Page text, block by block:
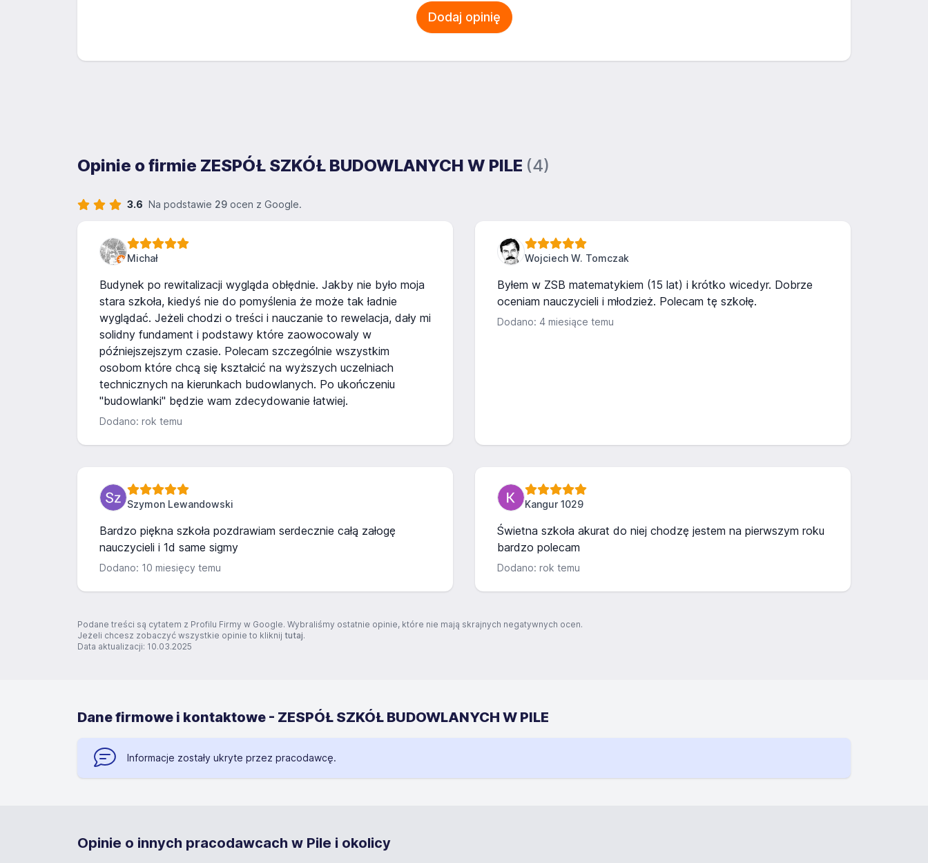
Dodaj opinię
Opinie o firmie ZESPÓŁ SZKÓŁ BUDOWLANYCH W PILE (4)
3.6 Na podstawie 29 ocen z Google.
Michał
Budynek po rewitalizacji wygląda obłędnie. Jakby nie było moja
stara szkoła, kiedyś nie do pomyślenia że może tak ładnie
wyglądać. Jeżeli chodzi o treści i nauczanie to rewelacja, dały mi
solidny fundament i podstawy które zaowocowaly w
późniejszejszym czasie. Polecam szczególnie wszystkim
osobom które chcą się kształcić na wyższych uczelniach
technicznych na kierunkach budowlanych. Po ukończeniu
"budowlanki" będzie wam zdecydowanie łatwiej.
Dodano: rok temu
Wojciech W. Tomczak
Byłem w ZSB matematykiem (15 lat) i krótko wicedyr. Dobrze
oceniam nauczycieli i młodzież. Polecam tę szkołę.
Dodano: 4 miesiące temu
Szymon Lewandowski
Bardzo piękna szkoła pozdrawiam serdecznie całą załogę
nauczycieli i 1d same sigmy
Dodano: 10 miesięcy temu
Kangur 1029
Świetna szkoła akurat do niej chodzę jestem na pierwszym roku
bardzo polecam
Dodano: rok temu
Podane treści są cytatem z Profilu Firmy w Google. Wybraliśmy ostatnie opinie, które nie mają skrajnych negatywnych ocen.
Jeżeli chcesz zobaczyć wszystkie opinie to kliknij tutaj.
Data aktualizacji: 10.03.2025
Dane firmowe i kontaktowe - ZESPÓŁ SZKÓŁ BUDOWLANYCH W PILE
Informacje zostały ukryte przez pracodawcę.
Opinie o innych pracodawcach w Pile i okolicy